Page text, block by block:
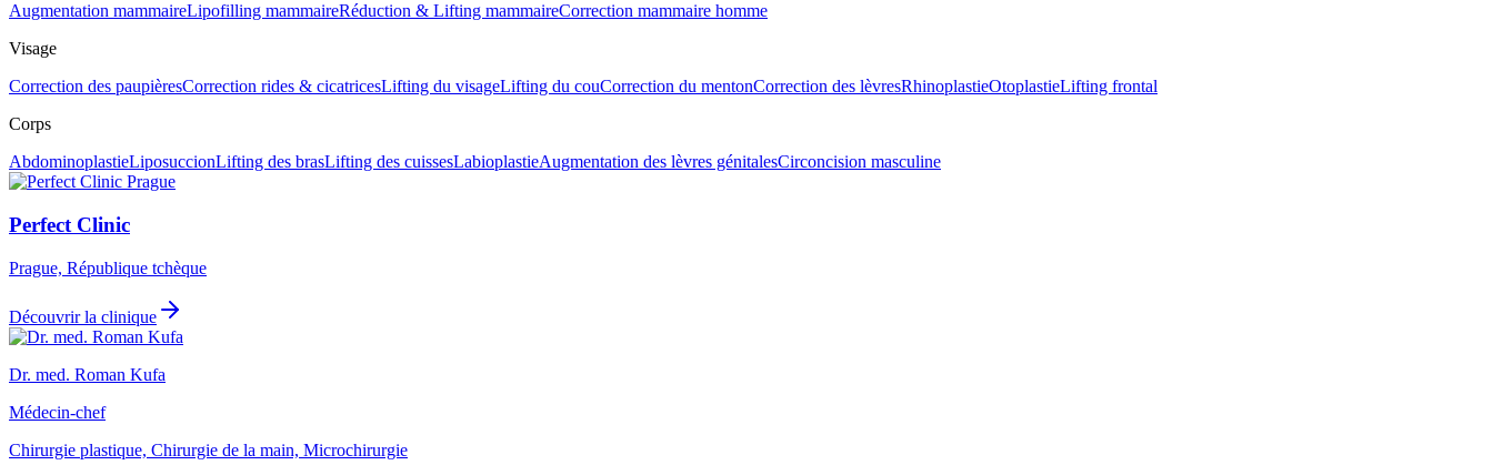
Augmentation mammaireLipofilling mammaireRéduction & Lifting mammaireCorrection mammaire homme
Visage
Correction des paupièresCorrection rides & cicatricesLifting du visageLifting du couCorrection du mentonCorrection des lèvresRhinoplastieOtoplastieLifting frontal
Corps
AbdominoplastieLiposuccionLifting des brasLifting des cuissesLabioplastieAugmentation des lèvres génitalesCirconcision masculine
Perfect Clinic
Prague, République tchèque
Découvrir la clinique
Dr. med. Roman Kufa
Médecin-chef
Chirurgie plastique, Chirurgie de la main, Microchirurgie